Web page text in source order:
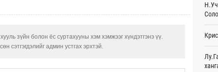
зүйн болон ёс суртахууны хэм хэмжээг хүндэтгэнэ үү.
сэтгэгдэлийг админ устгах эрхтэй.